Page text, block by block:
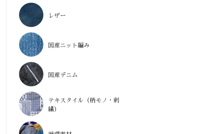
レザー
国産ニット編み
国産デニム
テキスタイル（柄モノ・刺
繍）